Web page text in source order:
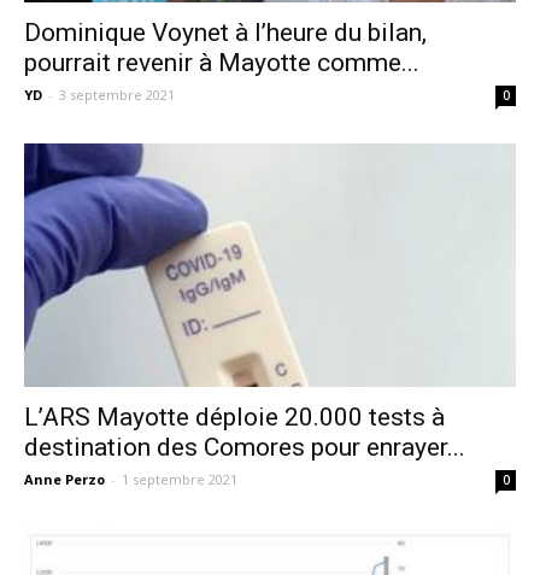
Dominique Voynet à l’heure du bilan,
pourrait revenir à Mayotte comme...
YD - 3 septembre 2021 0
L’ARS Mayotte déploie 20.000 tests à
destination des Comores pour enrayer...
Anne Perzo - 1 septembre 2021 0